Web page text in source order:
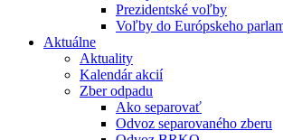
Prezidentské voľby
Voľby do Európskeho
Aktuálne
Aktuality
Kalendár akcií
Zber odpadu
Ako separovať
Odvoz separovaného zberu